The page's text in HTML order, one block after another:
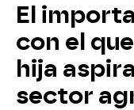
El
con el
hija
sector